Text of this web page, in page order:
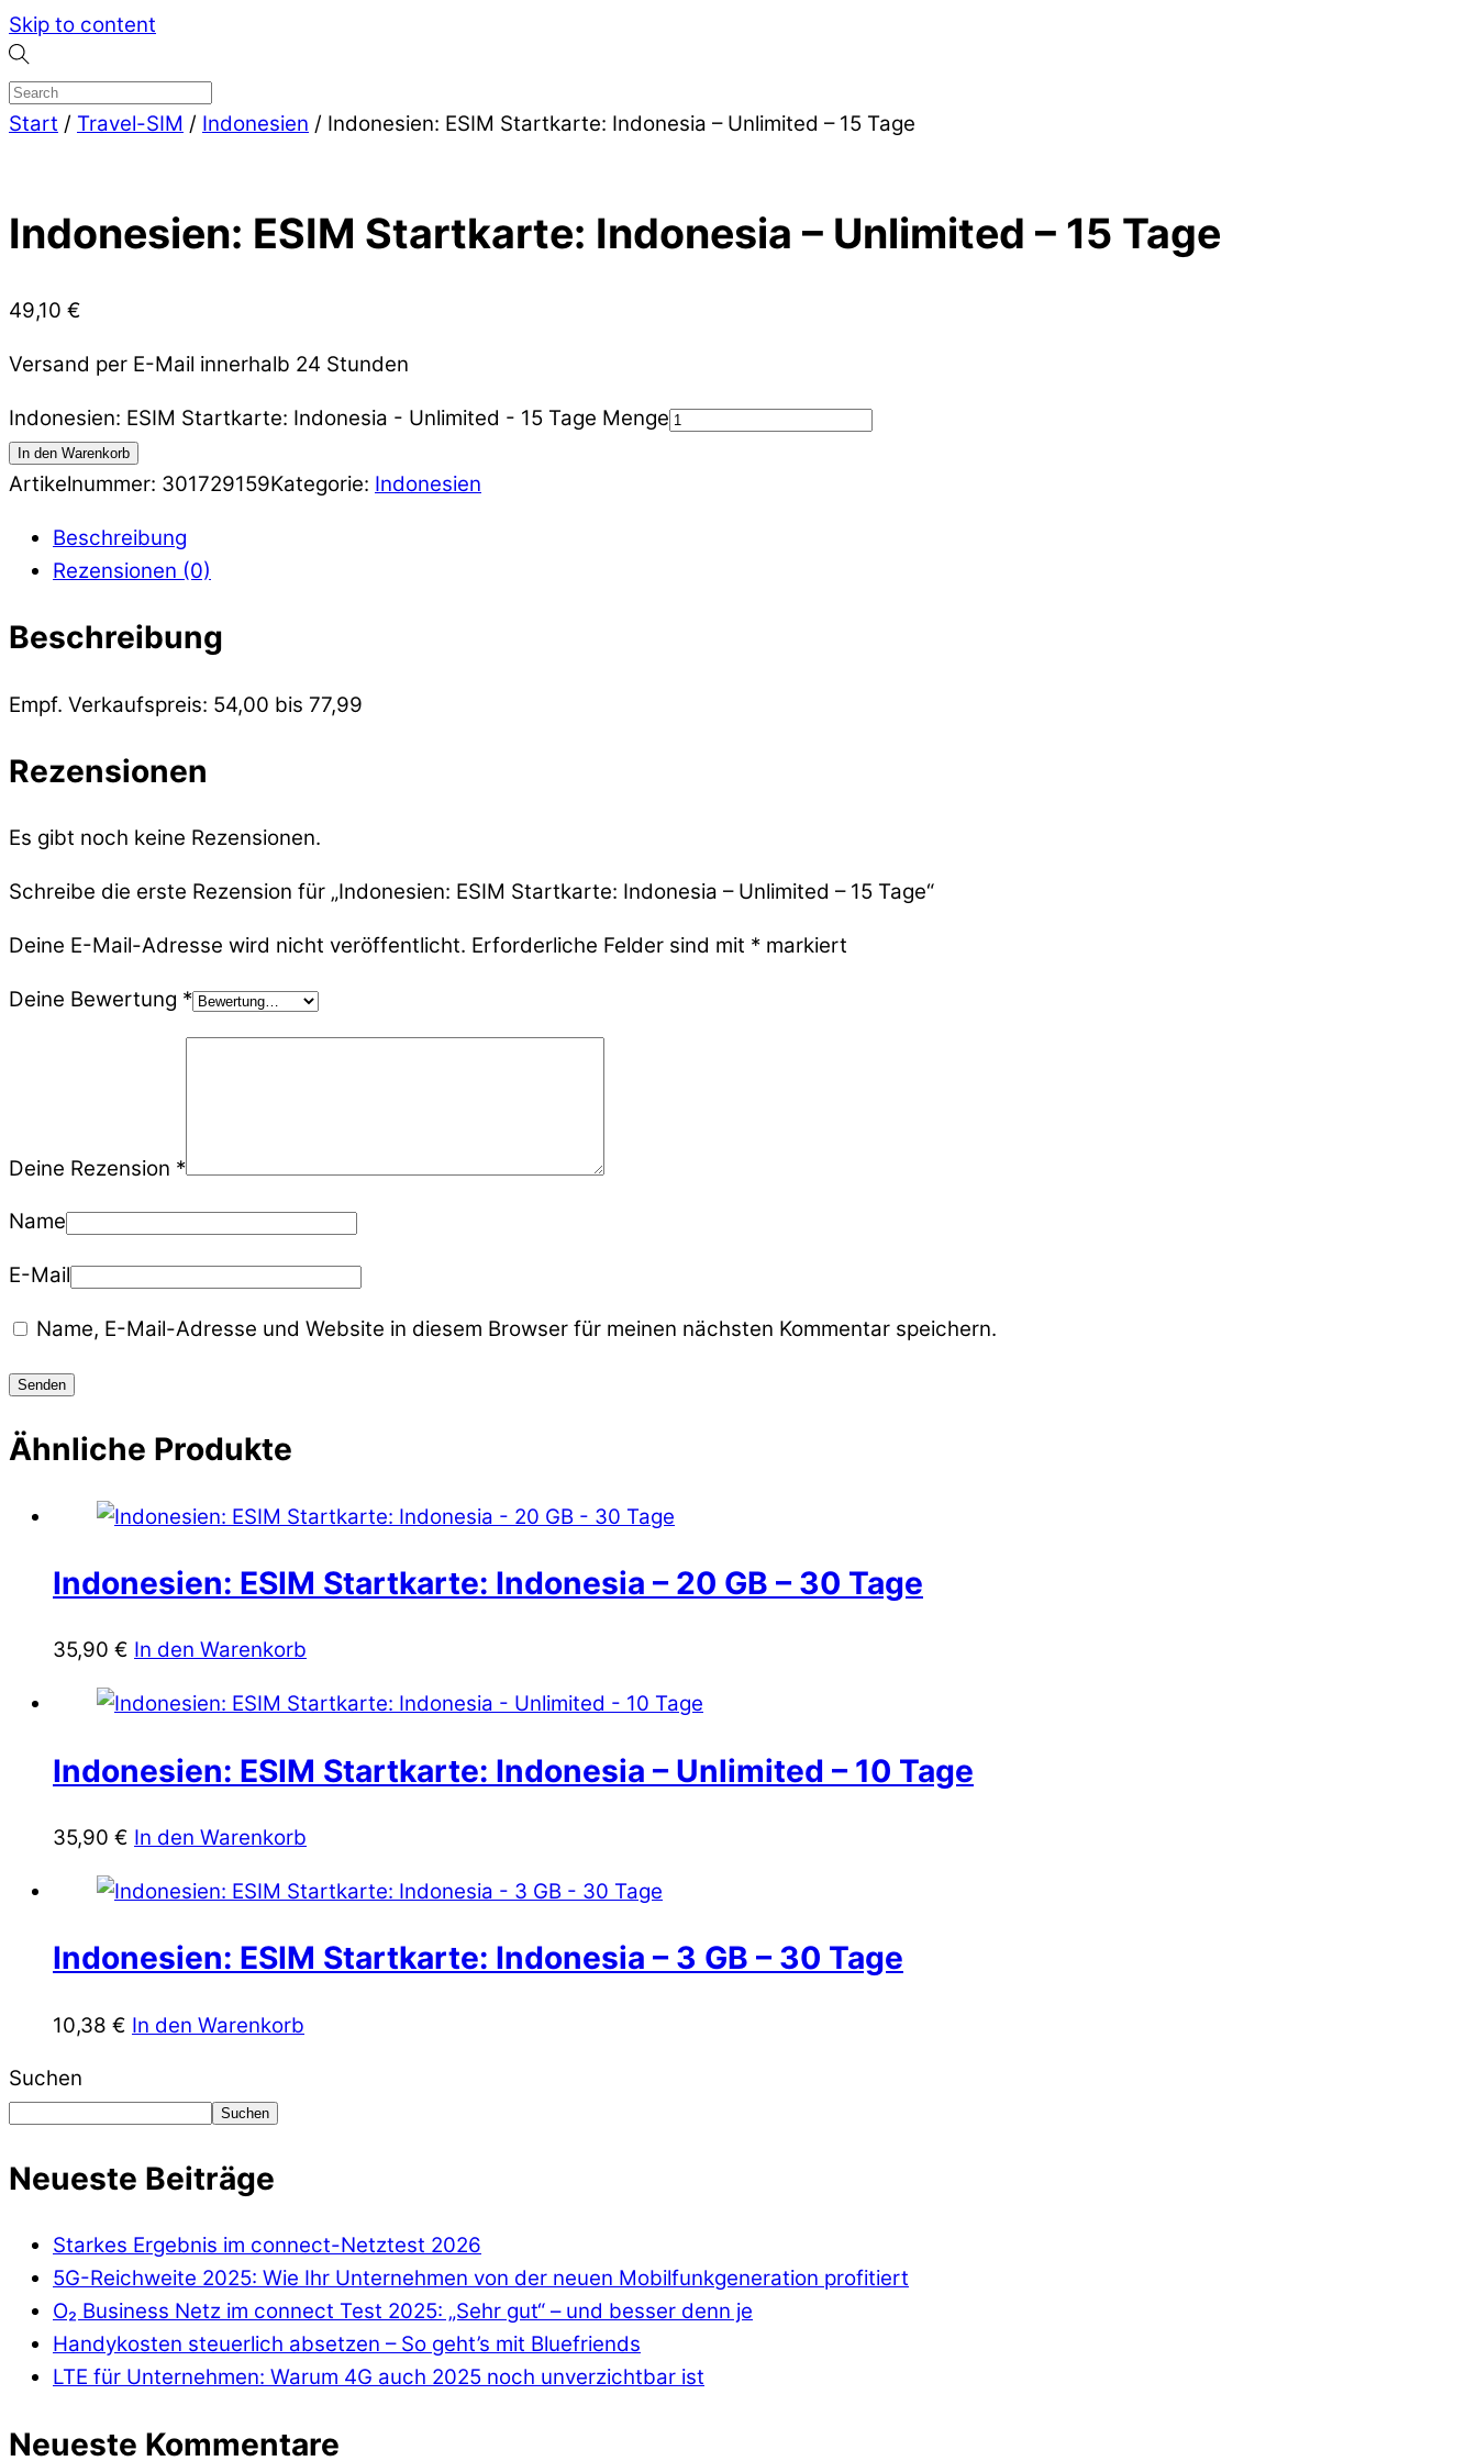
Skip to content
Start / Travel-SIM / Indonesien / Indonesien: ESIM Startkarte: Indonesia – Unlimited – 15 Tage
Indonesien: ESIM Startkarte: Indonesia – Unlimited – 15 Tage
49,10 €
Versand per E-Mail innerhalb 24 Stunden
Indonesien: ESIM Startkarte: Indonesia - Unlimited - 15 Tage Menge
In den Warenkorb
Artikelnummer: 301729159Kategorie: Indonesien
Beschreibung
Rezensionen (0)
Beschreibung
Empf. Verkaufspreis: 54,00 bis 77,99
Rezensionen
Es gibt noch keine Rezensionen.
Schreibe die erste Rezension für „Indonesien: ESIM Startkarte: Indonesia – Unlimited – 15 Tage“
Deine E-Mail-Adresse wird nicht veröffentlicht. Erforderliche Felder sind mit * markiert
Deine Bewertung *
Deine Rezension *
Name
E-Mail
Name, E-Mail-Adresse und Website in diesem Browser für meinen nächsten Kommentar speichern.
Ähnliche Produkte
Indonesien: ESIM Startkarte: Indonesia – 20 GB – 30 Tage
35,90 € In den Warenkorb
Indonesien: ESIM Startkarte: Indonesia – Unlimited – 10 Tage
35,90 € In den Warenkorb
Indonesien: ESIM Startkarte: Indonesia – 3 GB – 30 Tage
10,38 € In den Warenkorb
Suchen
Suchen
Neueste Beiträge
Starkes Ergebnis im connect-Netztest 2026
5G-Reichweite 2025: Wie Ihr Unternehmen von der neuen Mobilfunkgeneration profitiert
O₂ Business Netz im connect Test 2025: „Sehr gut“ – und besser denn je
Handykosten steuerlich absetzen – So geht’s mit Bluefriends
LTE für Unternehmen: Warum 4G auch 2025 noch unverzichtbar ist
Neueste Kommentare